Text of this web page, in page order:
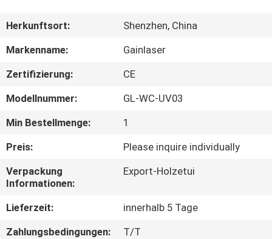
UNS
AUSFLUG
QUALITÄTSKONTROLLE
TRETEN
SIE
MIT
UNS
Herkunftsort:
Shenzhen, China
Markenname:
Gainlaser
Zertifizierung:
CE
Modellnummer:
GL-WC-UV03
Min Bestellmenge:
1
Preis:
Please inquire individually
Verpackung
Informationen:
Export-Holzetui
Lieferzeit:
innerhalb 5 Tage
Zahlungsbedingungen:
T/T